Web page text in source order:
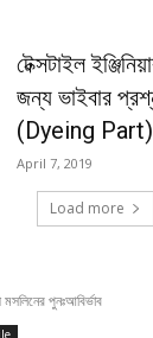
টেক্সটাইল
জন্য ভাইবার
(Dyeing Part)
April 7, 2019
Load more